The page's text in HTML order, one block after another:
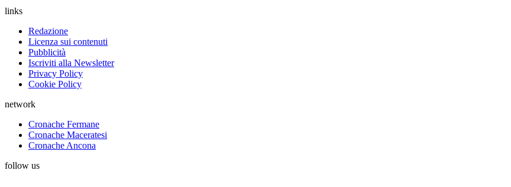
links
Redazione
Licenza sui contenuti
Pubblicità
Iscriviti alla Newsletter
Privacy Policy
Cookie Policy
network
Cronache Fermane
Cronache Maceratesi
Cronache Ancona
follow us